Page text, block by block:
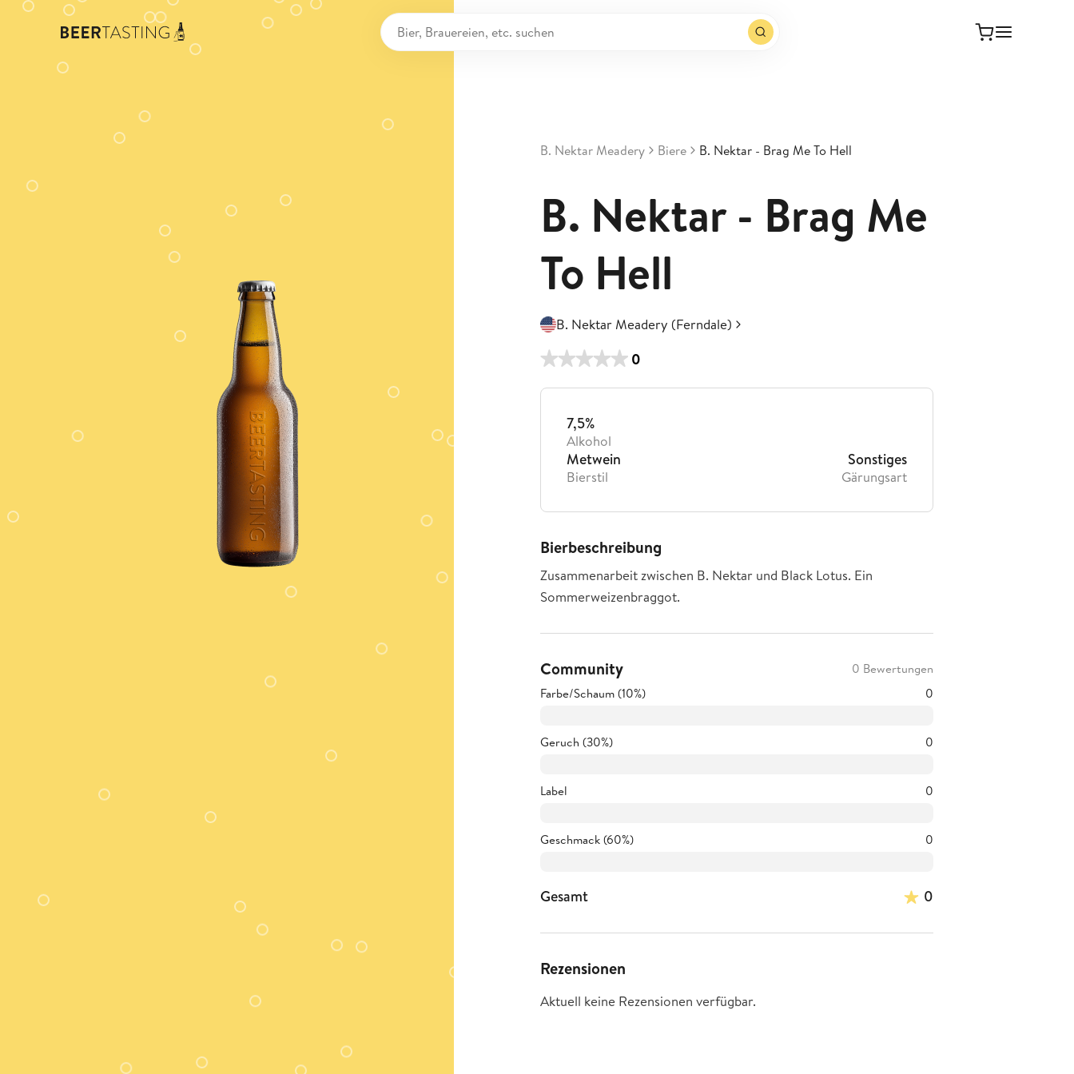
B. Nektar Meadery Biere B. Nektar - Brag Me To Hell
B. Nektar - Brag Me
To Hell
B. Nektar Meadery (Ferndale)
0
7,5%
Alkohol
Metwein
Bierstil
Sonstiges
Gärungsart
Bierbeschreibung
Zusammenarbeit zwischen B. Nektar und Black Lotus. Ein
Sommerweizenbraggot.
Community
0 Bewertungen
Farbe/Schaum (10%)
0
Geruch (30%) 0
Label 0
Geschmack (60%) 0
Gesamt 0
Rezensionen
Aktuell keine Rezensionen verfügbar.